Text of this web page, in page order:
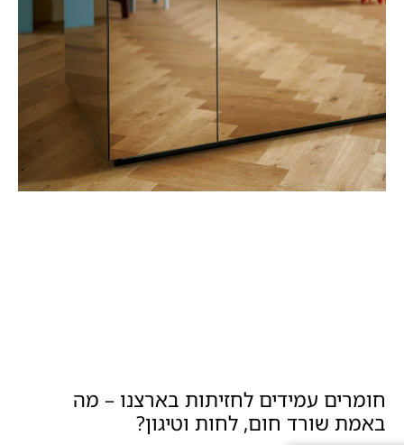
חומרים עמידים לחזיתות בארצנו – מה
באמת שורד חום, לחות וטיגון?